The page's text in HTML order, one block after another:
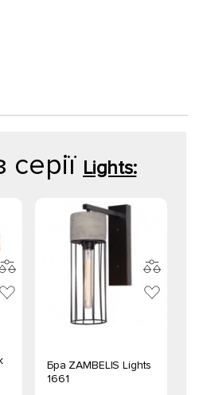
Lights:
Бра ZAMBELIS Lights
1661